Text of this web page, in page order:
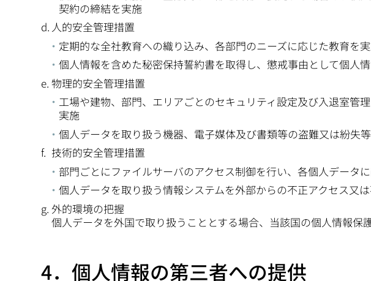
契約の締結を実施
人的安全管理措置
定期的な全社教育への織り込み、各部門のニーズに応じた教育を
個人情報を含めた秘密保持誓約書を取得し、懲戒事由として個人
物理的安全管理措置
工場や建物、部門、エリアごとのセキュリティ設定及び入退室管
実施
個人データを取り扱う機器、電子媒体及び書類等の盗難又は紛失
技術的安全管理措置
部門ごとにファイルサーバのアクセス制御を行い、各個人データ
個人データを取り扱う情報システムを外部からの不正アクセス又
外的環境の把握
個人データを外国で取り扱うこととする場合、当該国の個人情報
4．個人情報の第三者への提供